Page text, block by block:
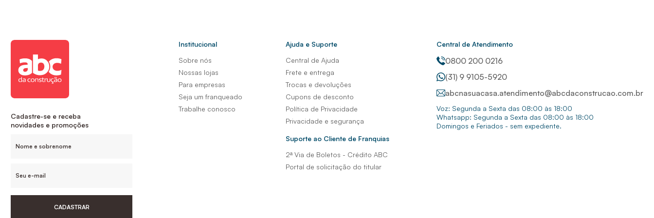
Cadastre-se e receba
novidades e promoções
CADASTRAR
Institucional
Sobre nós
Nossas lojas
Para empresas
Seja um franqueado
Trabalhe conosco
Ajuda e Suporte
Central de Ajuda
Frete e entrega
Trocas e devoluções
Cupons de desconto
Política de Privacidade
Privacidade e segurança
Suporte ao Cliente de Franquias
2ª Via de Boletos - Crédito ABC
Portal de solicitação do titular
Central de Atendimento
0800 200 0216
(31) 9 9105-5920
abcnasuacasa.atendimento@abcdaconstrucao.com.br
Voz: Segunda a Sexta das 08:00 às 18:00
Whatsapp: Segunda a Sexta das 08:00 às 18:00
Domingos e Feriados - sem expediente.